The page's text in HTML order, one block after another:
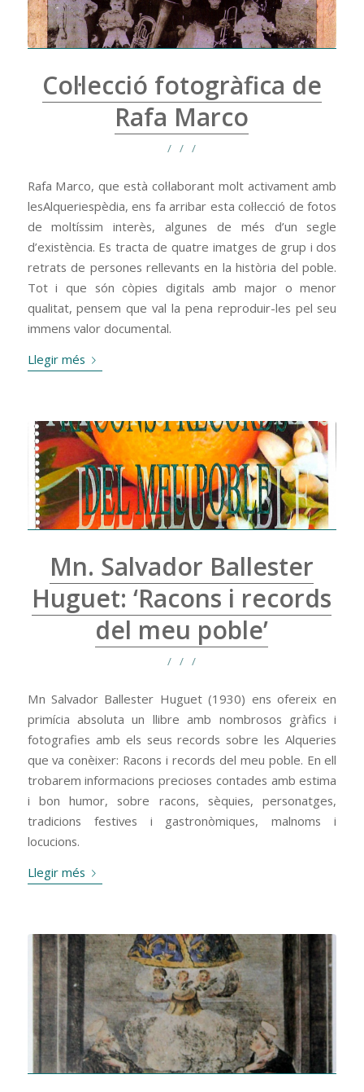
Col·lecció fotogràfica de
Rafa Marco
/ / /
Rafa Marco, que està col·laborant molt activament amb
lesAlqueriespèdia, ens fa arribar esta col·lecció de fotos
de moltíssim interès, algunes de més d’un segle
d’existència. Es tracta de quatre imatges de grup i dos
retrats de persones rellevants en la història del poble.
Tot i que són còpies digitals amb major o menor
qualitat, pensem que val la pena reproduir-les pel seu
immens valor documental.
Llegir més
Mn. Salvador Ballester
Huguet: ‘Racons i records
del meu poble’
/ / /
Mn Salvador Ballester Huguet (1930) ens ofereix en
primícia absoluta un llibre amb nombrosos gràfics i
fotografies amb els seus records sobre les Alqueries
que va conèixer: Racons i records del meu poble. En ell
trobarem informacions precioses contades amb estima
i bon humor, sobre racons, sèquies, personatges,
tradicions festives i gastronòmiques, malnoms i
locucions.
Llegir més